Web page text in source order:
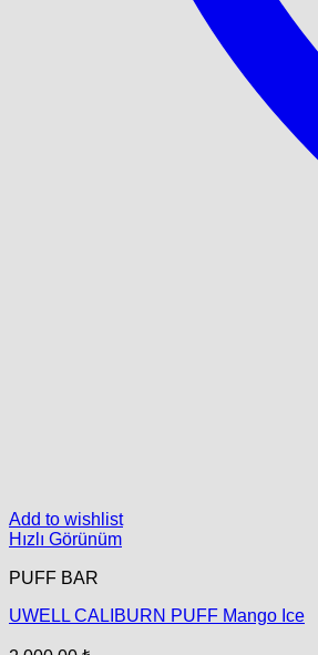
Add to wishlist
Hızlı Görünüm
PUFF BAR
UWELL CALIBURN PUFF Mango Ice